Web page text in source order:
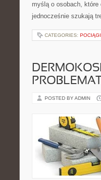
myślą o osobach, które
jednocześnie szukają
CATEGORIES:
POSTED BY ADMIN